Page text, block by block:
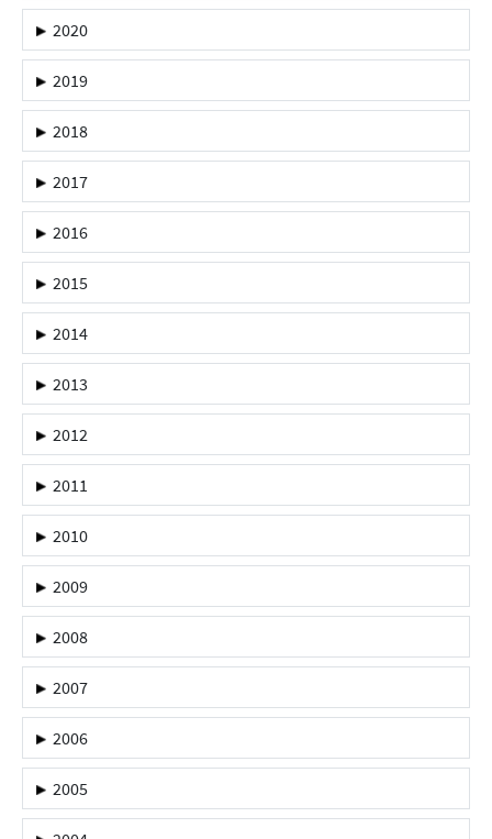
2020
2019
2018
2017
2016
2015
2014
2013
2012
2011
2010
2009
2008
2007
2006
2005